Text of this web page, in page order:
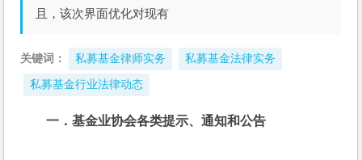
且，该次界面优化对现有
关键词： 私募基金律师实务 私募基金法律实务
私募基金行业法律动态
一．基金业协会各类提示、通知和公告